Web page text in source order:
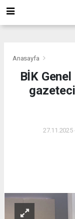
Anasayfa
BİK
27.11.2025